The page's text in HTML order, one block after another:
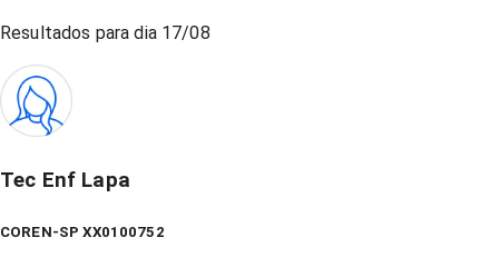
Resultados para dia 17/08
Tec Enf Lapa
COREN-SP XX0100752